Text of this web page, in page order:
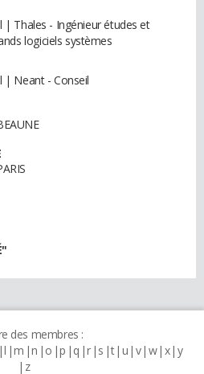
| Thales - Ingénieur études et
logiciels systèmes
| Neant - Conseil
des membres :
l m n o p q r s t u v w x y
z